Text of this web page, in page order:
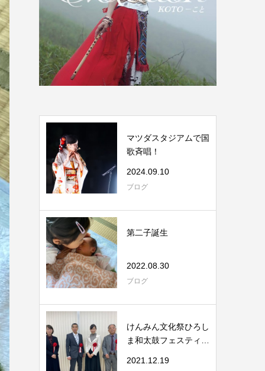
マツダスタジアムで国
歌斉唱！
2024.09.10
ブログ
第二子誕生
2022.08.30
ブログ
けんみん文化祭ひろし
ま和太鼓フェスティバ
2021.12.19